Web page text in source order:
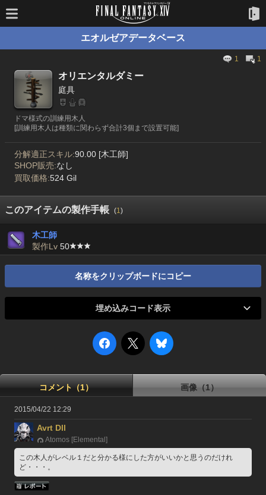
エオルゼアデータベース
1 1
オリエンタルダミー
庭具
ドマ様式の訓練用木人
[訓練用木人は種類に関わらず合計3個まで設置可能]
分解適正スキル:90.00 [木工師]
SHOP販売:なし
買取価格:524 Gil
このアイテムの製作手帳 (1)
木工師
製作Lv 50
名称をクリップボードにコピー
埋め込みコード表示
コメント（1） 画像（1）
2015/04/22 12:29
Avrt Dll
Atomos [Elemental]
この木人がレベル１だと分かる様にした方がいいかと思うのだけれ
ど・・・。